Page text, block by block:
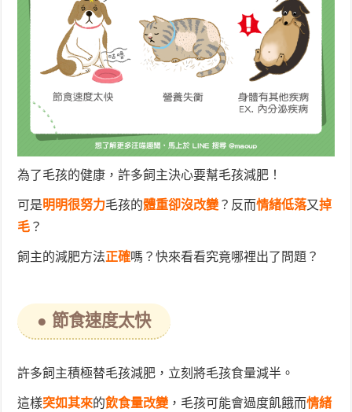
為了毛孩的健康，許多飼主決心要幫毛孩減肥！
可是明明很努力毛孩的體重卻沒改變 ？反而情緒低落又掉
毛 ？
飼主的減肥方法正確嗎？快來看看究竟哪裡出了問題？
● 節食速度太快
許多飼主積極替毛孩減肥，立刻將毛孩食量減半。
這樣突如其來的飲食量改變 ，毛孩可能會過度飢餓而情緒